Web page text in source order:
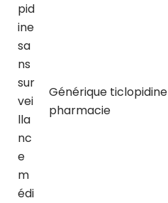
pid
ine
sa
ns
sur
vei
lla
nc
e
m
édi
Générique ticlopidine
pharmacie